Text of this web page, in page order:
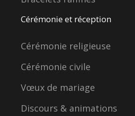
Cérémonie et réception
Cérémonie religieuse
Cérémonie civile
Vœux de mariage
Discours & animations